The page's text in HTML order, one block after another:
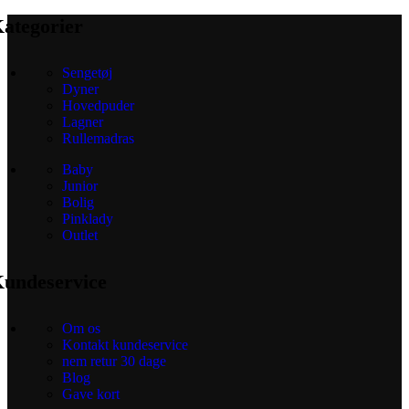
Sengetøj
Dyner
Hovedpuder
Lagner
Rullemadras
Baby
Junior
Bolig
Pinklady
Outlet
Om os
Kontakt kundeservice
nem retur 30 dage
Blog
Gave kort